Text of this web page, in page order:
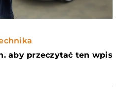
aby przeczytać ten wpis